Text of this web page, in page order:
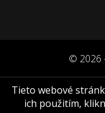
© 2026
Tieto webové
ich použitím,